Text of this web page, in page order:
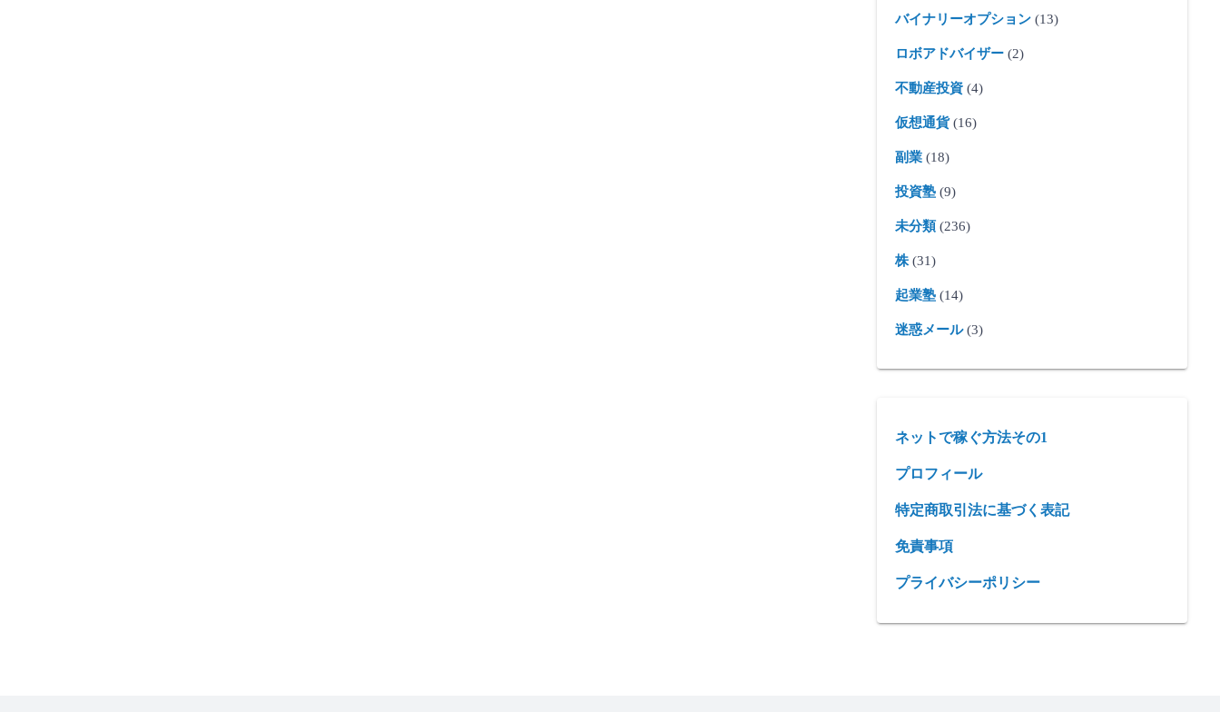
バイナリーオプション (13)
ロボアドバイザー (2)
不動産投資 (4)
仮想通貨(16)
副業 (18)
投資塾 (9)
未分類 (236)
株 (31)
起業塾 (14)
迷惑メール(3)
ネットで稼ぐ方法その1
プロフィール
特定商取引法に基づく表記
免責事項
プライバシーポリシー